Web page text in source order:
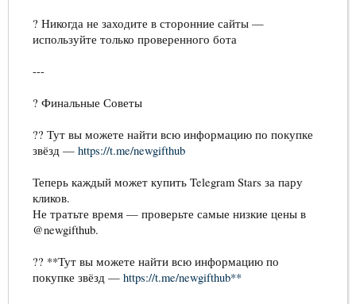
? Никогда не заходите в сторонние сайты —
используйте только проверенного бота
---
? Финальные Советы
?? Тут вы можете найти всю информацию по покупке
звёзд — https://t.me/newgifthub
Теперь каждый может купить Telegram Stars за пару
кликов.
Не тратьте время — проверьте самые низкие цены в
@newgifthub.
?? **Тут вы можете найти всю информацию по
покупке звёзд — https://t.me/newgifthub**